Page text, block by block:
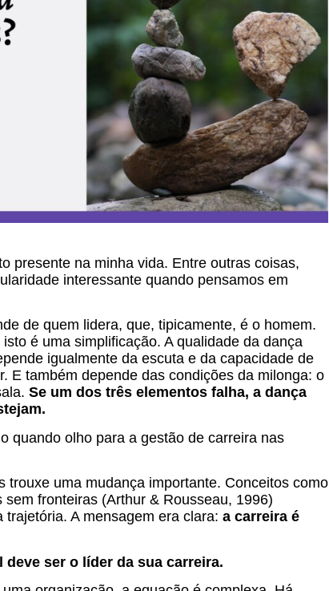
presente na minha vida. Entre outras coisas,
interessante quando pensamos em
de quem lidera, que, tipicamente, é o homem.
é uma simplificação. A qualidade da dança
igualmente da escuta e da capacidade de
E também depende das condições da milonga: o
Se um dos três elementos falha, a dança
quando olho para a gestão de carreira nas
uma mudança importante. Conceitos como
fronteiras (Arthur & Rousseau, 1996)
A mensagem era clara: a carreira é
deve ser o líder da sua carreira.